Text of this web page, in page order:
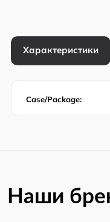
Характеристики
Case/Package:
Наши